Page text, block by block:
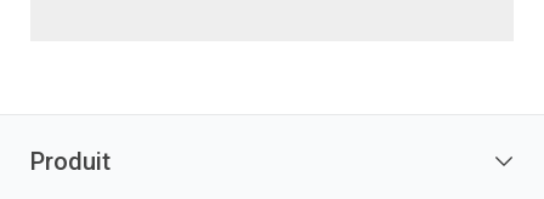
Produit